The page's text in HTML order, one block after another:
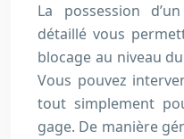
La possession
détaillé vous
blocage au niveau
Vous pouvez
tout simplement
gage. De manière